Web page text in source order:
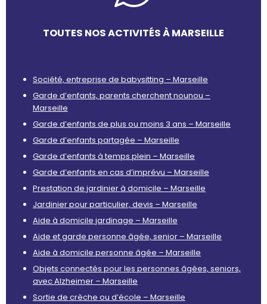
TOUTES NOS ACTIVITÉS À MARSEILLE
Société, entreprise de babysitting – Marseille
Garde d’enfants, parents cherchent nounou –
Marseille
Garde d’enfants de plus ou moins 3 ans – Marseille
Garde d’enfants partagée – Marseille
Garde d’enfants à temps plein – Marseille
Garde d’enfants en cas d’imprévu – Marseille
Prestation de jardinier à domicile – Marseille
Jardinier pour particulier, devis – Marseille
Aide à domicile jardinage – Marseille
Aide et garde personne âgée, senior – Marseille
Aide à domicile personne âgée – Marseille
Objets connectés pour les personnes âgées, seniors,
avec Alzheimer – Marseille
Sortie de crèche ou d’école – Marseille